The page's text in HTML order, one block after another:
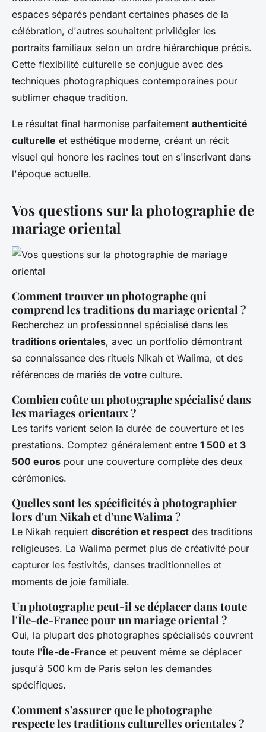
espaces séparés pendant certaines phases de la
célébration, d'autres souhaitent privilégier les
portraits familiaux selon un ordre hiérarchique précis.
Cette flexibilité culturelle se conjugue avec des
techniques photographiques contemporaines pour
sublimer chaque tradition.
Le résultat final harmonise parfaitement authenticité
culturelle et esthétique moderne, créant un récit
visuel qui honore les racines tout en s'inscrivant dans
l'époque actuelle.
Vos questions sur la photographie de
mariage oriental
Comment trouver un photographe qui
comprend les traditions du mariage oriental ?
Recherchez un professionnel spécialisé dans les
traditions orientales, avec un portfolio démontrant
sa connaissance des rituels Nikah et Walima, et des
références de mariés de votre culture.
Combien coûte un photographe spécialisé dans
les mariages orientaux ?
Les tarifs varient selon la durée de couverture et les
prestations. Comptez généralement entre 1 500 et 3
500 euros pour une couverture complète des deux
cérémonies.
Quelles sont les spécificités à photographier
lors d'un Nikah et d'une Walima ?
Le Nikah requiert discrétion et respect des traditions
religieuses. La Walima permet plus de créativité pour
capturer les festivités, danses traditionnelles et
moments de joie familiale.
Un photographe peut-il se déplacer dans toute
l'Île-de-France pour un mariage oriental ?
Oui, la plupart des photographes spécialisés couvrent
toute l'Île-de-France et peuvent même se déplacer
jusqu'à 500 km de Paris selon les demandes
spécifiques.
Comment s'assurer que le photographe
respecte les traditions culturelles orientales ?